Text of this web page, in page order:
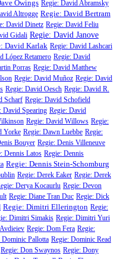
Owings Regie: David Abramsky
Altrogge Regie: David Bertram
David Dinetz Regie: David Feliu
Gidali Regie: David Janove
David Karlak Regie: David Lashcari
López Retamero Regie: David
Porras Regie: David Matthew
Regie: David Muñoz Regie: David
Regie: David Oesch Regie: David R.
Scharf Regie: David Schofield
David Spearing Regie: David
Regie: David Willows Regie:
Yorke Regie: Dawn Luebbe Regie:
Bouyer Regie: Denis Villeneuve
Dennis Latos Regie: Dennis
Regie: Dennis Stein-Schomburg
Regie: Derek Eaker Regie: Derek
Derya Kocaurlu Regie: Devon
Regie: Diane Tran Duc Regie: Dick
Regie: Dimitri Ellerington Regie:
Dimitri Simakis Regie: Dimitri Yuri
Regie: Dom Fera Regie:
Dominic Pallotta Regie: Dominic Read
Regie: Don Swaynos Regie: Dony